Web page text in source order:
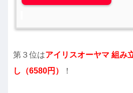
第３位はアイリスオーヤマ 組み
し（6580円）
！